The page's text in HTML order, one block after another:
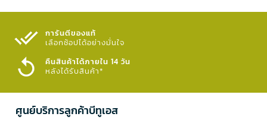
การันตีของแท้
เลือกช้อปได้อย่างมั่นใจ​
คืนสินค้าได้ภายใน 14 วัน
หลังได้รับสินค้า*
ศูนย์บริการลูกค้าบีทูเอส